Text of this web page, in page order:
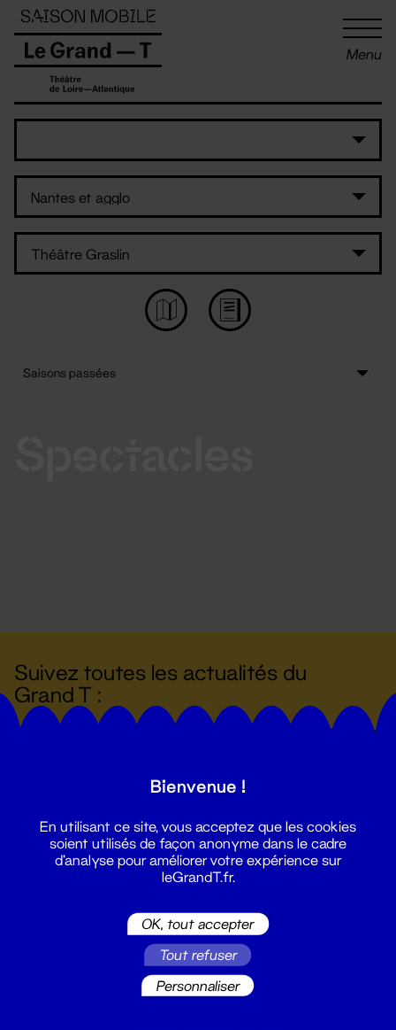
Menu
Suivez toutes les actualités du
Grand T :
billetterie@leGrandT.fr
Du lundi au vendredi 14h → 18h
Panneau de gestion des cookies
Bienvenue !
En utilisant ce site, vous acceptez que les cookies
soient utilisés de façon anonyme dans le cadre
d'analyse pour améliorer votre expérience sur
leGrandT.fr.
OK, tout accepter
Tout refuser
Personnaliser